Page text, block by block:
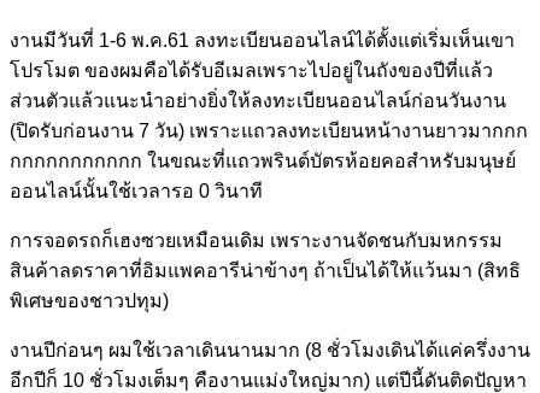
งานมีวันที่ 1-6 พ.ค.61 ลงทะเบียนออนไลน์ได้ตั้งแต่เริ่มเห็นเขา
โปรโมต ของผมคือได้รับอีเมลเพราะไปอยู่ในถังของปีที่แล้ว
ส่วนตัวแล้วแนะนำอย่างยิ่งให้ลงทะเบียนออนไลน์ก่อนวันงาน
(ปิดรับก่อนงาน 7 วัน) เพราะแถวลงทะเบียนหน้างานยาวมากกก
กกกกกกกกกกก ในขณะที่แถวพรินต์บัตรห้อยคอสำหรับมนุษย์
ออนไลน์นั้นใช้เวลารอ 0 วินาที
การจอดรถก็เฮงซวยเหมือนเดิม เพราะงานจัดชนกับมหกรรม
สินค้าลดราคาที่อิมแพคอารีน่าข้างๆ ถ้าเป็นได้ให้แว้นมา (สิทธิ
พิเศษของชาวปทุม)
งานปีก่อนๆ ผมใช้เวลาเดินนานมาก (8 ชั่วโมงเดินได้แค่ครึ่งงาน
อีกปีก็ 10 ชั่วโมงเต็มๆ คืองานแม่งใหญ่มาก) แต่ปีนี้ดันติดปัญหา